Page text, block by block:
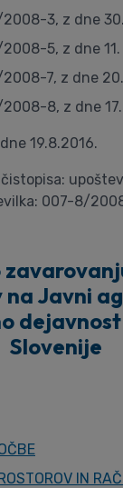
3, z dne
5, z dne 11.
7, z dne 20.
8, z dne 17.
19.8.2016.
007-8/
Javni
Slovenije
IN